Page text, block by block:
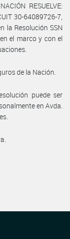
RESUELVE:
30-64089726-7,
la Resolución SSN
el marco y con el
de la Nación.
puede ser
en Avda.